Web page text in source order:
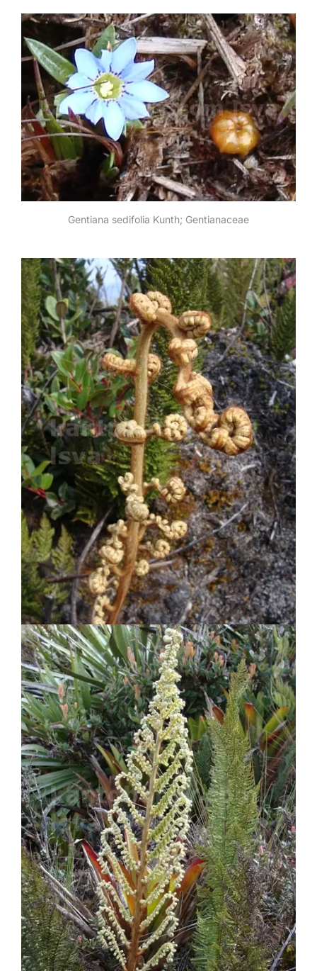
Gentiana sedifolia Kunth; Gentianaceae